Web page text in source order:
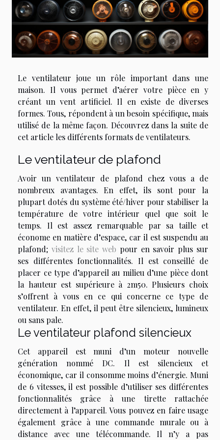
Le ventilateur joue un rôle important dans une
maison. Il vous permet d’aérer votre pièce en y
créant un vent artificiel. Il en existe de diverses
formes. Tous, répondent à un besoin spécifique, mais
utilisé de la même façon. Découvrez dans la suite de
cet article les différents formats de ventilateurs.
Le ventilateur de plafond
Avoir un ventilateur de plafond chez vous a de
nombreux avantages. En effet, ils sont pour la
plupart dotés du système été/hiver pour stabiliser la
température de votre intérieur quel que soit le
temps. Il est assez remarquable par sa taille et
économe en matière d’espace, car il est suspendu au
plafond; visitez le site web pour en savoir plus sur
ses différentes fonctionnalités. Il est conseillé de
placer ce type d’appareil au milieu d’une pièce dont
la hauteur est supérieure à 2m50. Plusieurs choix
s’offrent à vous en ce qui concerne ce type de
ventilateur. En effet, il peut être silencieux, lumineux
ou sans pale.
Le ventilateur plafond silencieux
Cet appareil est muni d’un moteur nouvelle
génération nommé DC. Il est silencieux et
économique, car il consomme moins d’énergie. Muni
de 6 vitesses, il est possible d’utiliser ses différentes
fonctionnalités grâce à une tirette rattachée
directement à l’appareil. Vous pouvez en faire usage
également grâce à une commande murale ou à
distance avec une télécommande. Il n’y a pas